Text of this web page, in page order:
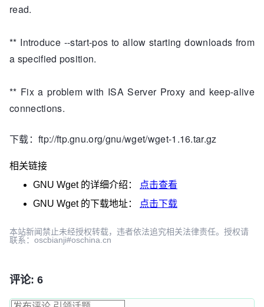
read.
** Introduce --start-pos to allow starting downloads from
a specified position.
** Fix a problem with ISA Server Proxy and keep-alive
connections.
下载：ftp://ftp.gnu.org/gnu/wget/wget-1.16.tar.gz
相关链接
GNU Wget的详细介绍：
点击查看
GNU Wget的下载地址： 点击下载
本站新闻禁止未经授权转载，违者依法追究相关法律责任。授权请
联系：oscbianji#oschina.cn
评论: 6